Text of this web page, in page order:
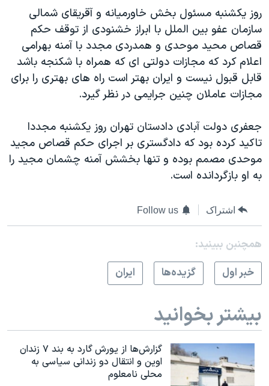
روز یکشنبه مسئول بخش خاورمیانه و آقریقای شمالی
سازمان عفو بین الملل با ابراز خشنودی از توقف حکم
قصاص محید موحدی و همدردی مجدد با آمنه بهرامی
اعلام کرد که مجازات دولتی ای که همراه با شکنجه باشد
قابل قبول نیست و ایران بهتر است راه های بهتری را برای
مجازات عاملان چنین جرایمی در نظر گیرد.
جعفری دولت آبادی دادستان تهران روز یکشنبه مجددا
تاكيد كرده بود كه دادگستری بر اجرای حکم قصاص مجید
موحدی مصمم بوده و تنها بخشش آمنه چشمان مجید را
به او بازگردانده است.
اشتراک Follow us
همچنبن ببینید:
خبر اول
گزيده‌ها ايران
بیشتر بخوانید
گزارش‌ها از یورش گارد به بند ۷ زندان
اوین و انتقال دو زندانی سیاسی به
محلی نامعلوم